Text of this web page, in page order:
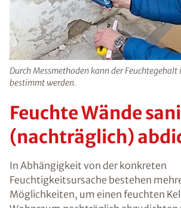
werden, um das Gebäude auf lange
effektiv vor weiteren
schützen.
der Wand
Unangenehme und muffige Gerüche,
relative Raumluftfeuchtigkeit von
%, Schimmel oder auch bröckelnder
dass der Feuchtigkeitsgehalt im
hoch ist. Zum Bestimmen der
einer Wand haben sich spezielle